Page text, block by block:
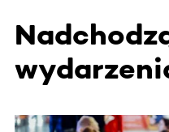
Ta sekcja zawiera treści